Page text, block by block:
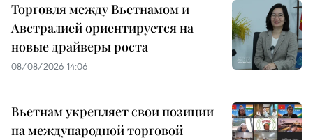
Торговля между Вьетнамом и
Австралией ориентируется на
новые драйверы роста
08/08/2026 14:06
Вьетнам укрепляет свои позиции
на международной торговой